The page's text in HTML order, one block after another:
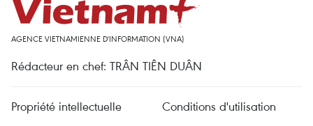
AGENCE VIETNAMIENNE D'INFORMATION (VNA)
Rédacteur en chef: TRÂN TIÊN DUÂN
Propriété intellectuelle
Conditions d'utilisation